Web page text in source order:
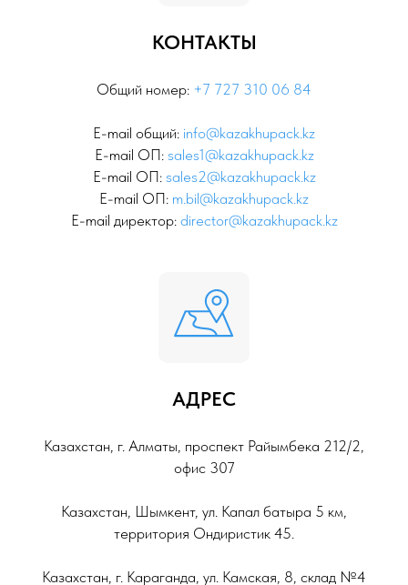
КОНТАКТЫ
Общий номер: +7 727 310 06 84
E-mail общий: info@kazakhupack.kz
E-mail ОП: sales1@kazakhupack.kz
E-mail ОП: sales2@kazakhupack.kz
E-mail ОП: m.bil@kazakhupack.kz
E-mail директор: director@kazakhupack.kz
АДРЕС
Казахстан, г. Алматы, проспект Райымбека 212/2,
офис 307
Казахстан, Шымкент, ул. Капал батыра 5 км,
территория Ондиристик 45.
Казахстан, г. Караганда, ул. Камская, 8, склад №4